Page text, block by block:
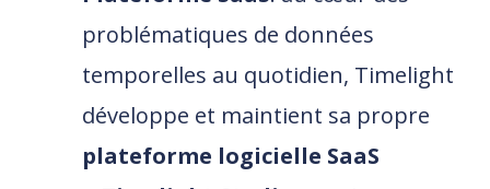
problématiques de données
temporelles au quotidien, Timelight
développe et maintient sa propre
plateforme logicielle SaaS